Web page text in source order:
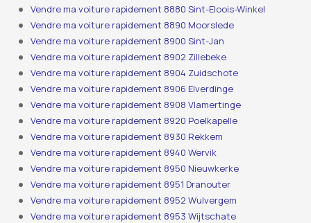
Vendre ma voiture rapidement 8880 Sint-Eloois-Winkel
Vendre ma voiture rapidement 8890 Moorslede
Vendre ma voiture rapidement 8900 Sint-Jan
Vendre ma voiture rapidement 8902 Zillebeke
Vendre ma voiture rapidement 8904 Zuidschote
Vendre ma voiture rapidement 8906 Elverdinge
Vendre ma voiture rapidement 8908 Vlamertinge
Vendre ma voiture rapidement 8920 Poelkapelle
Vendre ma voiture rapidement 8930 Rekkem
Vendre ma voiture rapidement 8940 Wervik
Vendre ma voiture rapidement 8950 Nieuwkerke
Vendre ma voiture rapidement 8951 Dranouter
Vendre ma voiture rapidement 8952 Wulvergem
Vendre ma voiture rapidement 8953 Wijtschate